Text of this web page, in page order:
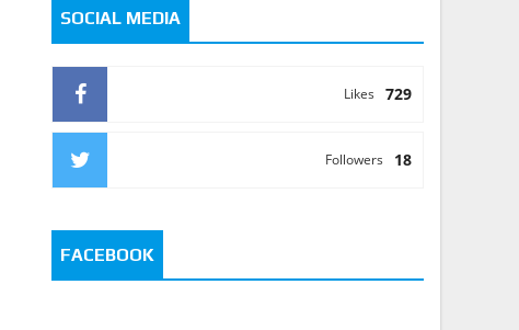
SOCIAL MEDIA
729
Likes
18
Followers
FACEBOOK